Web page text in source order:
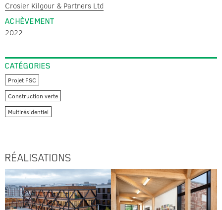
Crosier Kilgour & Partners Ltd
ACHÈVEMENT
2022
CATÉGORIES
Projet FSC
Construction verte
Multirésidentiel
RÉALISATIONS